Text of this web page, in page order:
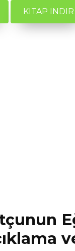
KITAP INDIR